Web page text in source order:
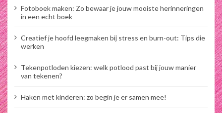
Fotoboek maken: Zo bewaar je jouw mooiste herinneringen
in een echt boek
Creatief je hoofd leegmaken bij stress en burn-out: Tips die
werken
Tekenpotloden kiezen: welk potlood past bij jouw manier
van tekenen?
Haken met kinderen: zo begin je er samen mee!